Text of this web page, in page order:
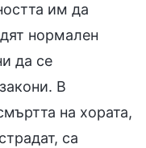
им да
нормален
да се
В
на хората,
са